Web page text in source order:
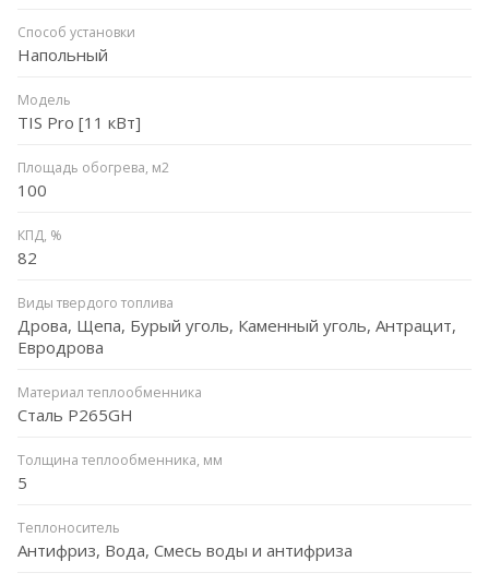
Способ установки
Напольный
Модель
TIS Pro [11 кВт]
Площадь обогрева, м2
100
КПД, %
82
Виды твердого топлива
Дрова, Щепа, Бурый уголь, Каменный уголь, Антрацит,
Евродрова
Материал теплообменника
Сталь P265GH
Толщина теплообменника, мм
5
Теплоноситель
Антифриз, Вода, Смесь воды и антифриза